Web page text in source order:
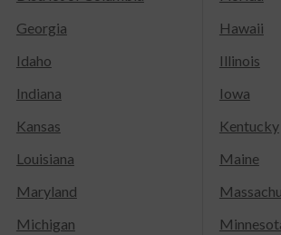
Georgia
Hawaii
Idaho
Illinois
Indiana
Iowa
Kansas
Kentucky
Louisiana
Maine
Maryland
Michigan